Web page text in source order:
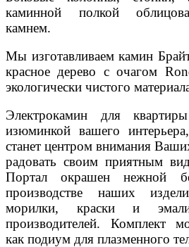
каминной полкой
камнем.
Мы изготавливаем камин
красное дерево с очагом
экологически чистого
Электрокамин для
изюминкой вашего
станет центром внимания
радовать своим приятным
Портал окрашен нежной
производстве наших
морилки, краски и
производителей. Комплект
как подиум для плазменного